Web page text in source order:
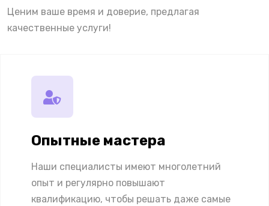
Ценим ваше время и доверие, предлагая
качественные услуги!
Опытные мастера
Наши специалисты имеют многолетний
опыт и регулярно повышают
квалификацию, чтобы решать даже самые